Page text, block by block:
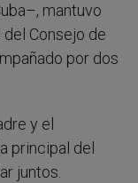
mantuvo
Consejo de
por dos
y el
principal del
juntos.